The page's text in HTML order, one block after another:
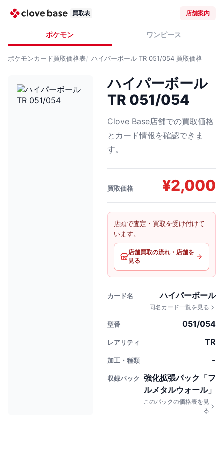
買取表 店舗案内
ポケモン ワンピース
ポケモンカード買取価格表 ハイパーボール TR 051/054 買取価格
ハイパーボール
TR 051/054
Clove Base店舗での買取価格
とカード情報を確認できま
す。
買取価格 ¥2,000
店頭で査定・買取を受け付けて
います。
店舗買取の流れ・店舗を
見る
カード名 ハイパーボール
同名カード一覧を見る
型番 051/054
レアリティ TR
加工・種類 -
収録パック
強化拡張パック「フ
ルメタルウォール」
このパックの価格表を見
る